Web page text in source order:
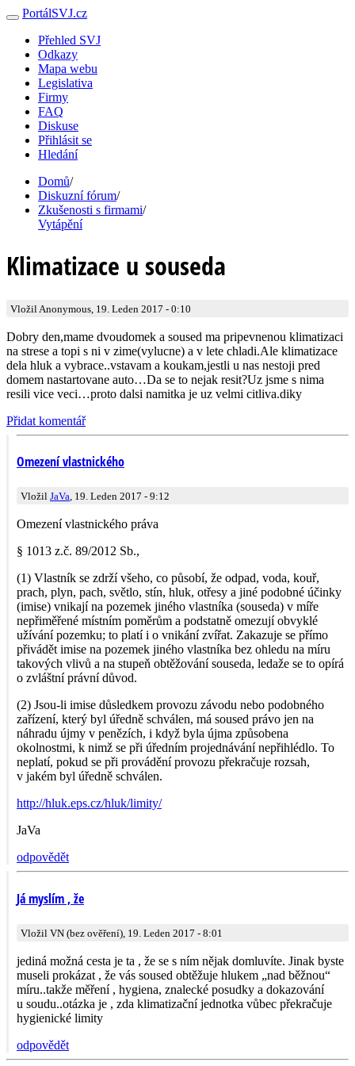
PortálSVJ.cz
Přehled SVJ
Odkazy
Mapa webu
Legislativa
Firmy
FAQ
Diskuse
Přihlásit se
Hledání
Domů/
Diskuzní fórum/
Zkušenosti s firmami/
Vytápění
Klimatizace u souseda
Vložil Anonymous, 19. Leden 2017 - 0:10
Dobry den,mame dvoudomek a soused ma pripevnenou klimatizaci
na strese a topi s ni v zime(vylucne) a v lete chladi.Ale klimatizace
dela hluk a vybrace..vstavam a koukam,jestli u nas nestoji pred
domem nastartovane auto…Da se to nejak resit?Uz jsme s nima
resili vice veci…proto dalsi namitka je uz velmi citliva.diky
Přidat komentář
Omezení vlastnického
Vložil JaVa, 19. Leden 2017 - 9:12
Omezení vlastnického práva
§ 1013 z.č. 89/2012 Sb.,
(1) Vlastník se zdrží všeho, co působí, že odpad, voda, kouř,
prach, plyn, pach, světlo, stín, hluk, otřesy a jiné podobné účinky
(imise) vnikají na pozemek jiného vlastníka (souseda) v míře
nepřiměřené místním poměrům a podstatně omezují obvyklé
užívání pozemku; to platí i o vnikání zvířat. Zakazuje se přímo
přivádět imise na pozemek jiného vlastníka bez ohledu na míru
takových vlivů a na stupeň obtěžování souseda, ledaže se to opírá
o zvláštní právní důvod.
(2) Jsou-li imise důsledkem provozu závodu nebo podobného
zařízení, který byl úředně schválen, má soused právo jen na
náhradu újmy v penězích, i když byla újma způsobena
okolnostmi, k nimž se při úředním projednávání nepřihlédlo. To
neplatí, pokud se při provádění provozu překračuje rozsah,
v jakém byl úředně schválen.
http://hluk.eps.cz/hluk/limity/
JaVa
odpovědět
Já myslím , že
Vložil VN (bez ověření), 19. Leden 2017 - 8:01
jediná možná cesta je ta , že se s ním nějak domluvíte. Jinak byste
museli prokázat , že vás soused obtěžuje hlukem „nad běžnou“
míru..takže měření , hygiena, znalecké posudky a dokazování
u soudu..otázka je , zda klimatizační jednotka vůbec překračuje
hygienické limity
odpovědět